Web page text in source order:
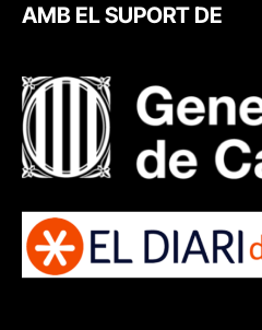
AMB EL SUPORT DE